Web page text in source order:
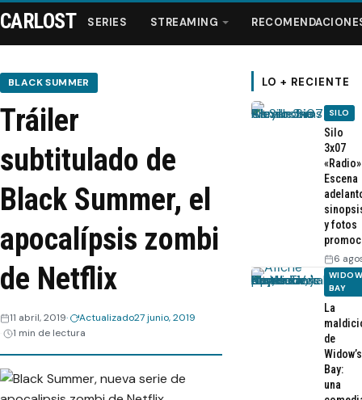
Series
Streaming
Recomendaciones
Videos
CARLOST SERIES STREAMING
BLACK SUMMER
Tráiler
subtitulado de
Black Summer, el
apocalípsis zombi
de Netflix
11 abril, 2019 Actualizado27 junio, 2019
1 min de lectura
LO + RECIENTE
SILO
Silo
3x07
Escena
y fotos
6
BAY
La
de
Widow’s
Bay:
una